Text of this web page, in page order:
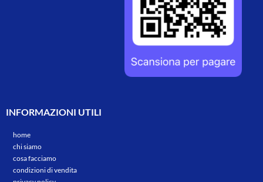
INFORMAZIONI UTILI
home
chi siamo
cosa facciamo
condizioni di vendita